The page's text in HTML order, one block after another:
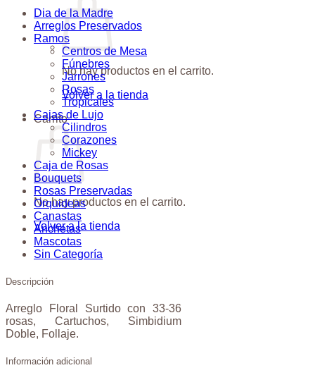
No hay productos en el carrito.
Volver a la tienda
Carrito
No hay productos en el carrito.
Volver a la tienda
Dia de la Madre
Arreglos Preservados
Ramos
Centros de Mesa
Fúnebres
Jarrones
Rosas
Tropicales
Cajas de Lujo
Cilindros
Corazones
Mickey
Caja de Rosas
Bouquets
Rosas Preservadas
Orquideas
Canastas
Anchetas
Mascotas
Sin Categoría
Descripción
Arreglo Floral Surtido con 33-36
rosas, Cartuchos, Simbidium
Doble, Follaje.
Información adicional